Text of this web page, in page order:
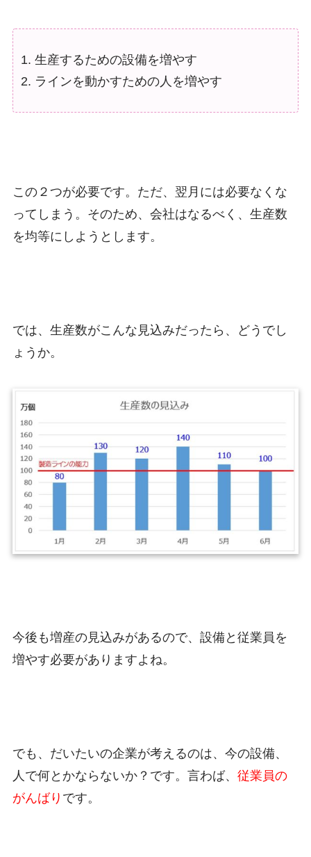
生産するための設備を増やす
ラインを動かすための人を増やす
この２つが必要です。ただ、翌月には必要なくな
ってしまう。そのため、会社はなるべく、生産数
を均等にしようとします。
では、生産数がこんな見込みだったら、どうでし
ょうか。
今後も増産の見込みがあるので、設備と従業員を
増やす必要がありますよね。
でも、だいたいの企業が考えるのは、今の設備、
人で何とかならないか？です。言わば、 従業員の
がんばり です。